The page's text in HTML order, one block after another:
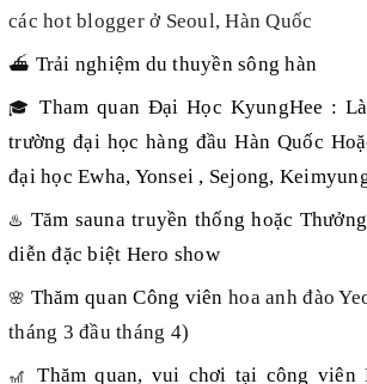
các hot blogger ở Seoul, Hàn Quốc
⛴️ Trải nghiệm du thuyền sông hàn
🎓Tham quan Đại Học KyungHee :
trường đại học hàng đầu Hàn Quốc
đại học Ewha, Yonsei , Sejong,
♨️ Tăm sauna truyền thống hoặc
diễn đặc biệt Hero show
🌸 Thăm quan Công viênhoa anh đào
tháng 3 đầu tháng 4)
🎢Thăm quan, vui chơi tại công viên